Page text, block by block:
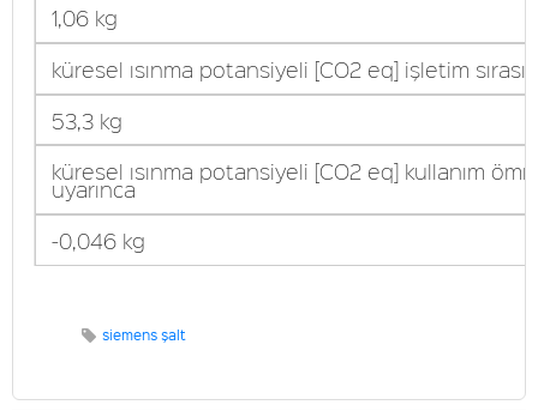
1,06 kg
küresel ısınma potansiyeli [CO2 eq] işletim
53,3 kg
küresel ısınma potansiyeli [CO2 eq] kullanım
uyarınca
-0,046 kg
siemens şalt